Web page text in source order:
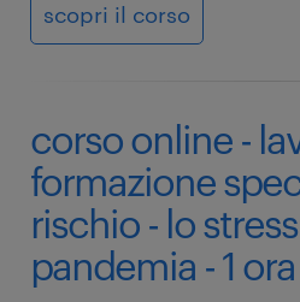
scopri il corso
corso online -
formazione
rischio - lo
pandemia - 1 ora